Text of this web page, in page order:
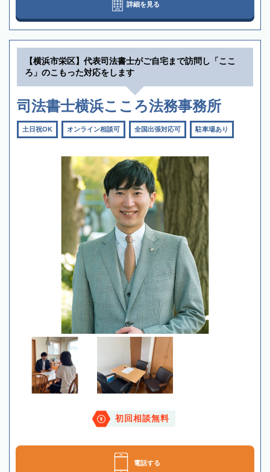
詳細を見る
【横浜市栄区】代表司法書士がご自宅まで訪問し「ここ
ろ」のこもった対応をします
司法書士横浜こころ法務事務所
土日祝OK オンライン相談可 全国出張対応可 駐車場あり
初回相談無料
電話する